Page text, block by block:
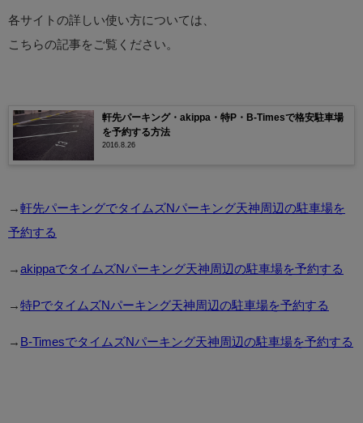
各サイトの詳しい使い方については、
こちらの記事をご覧ください。
軒先パーキング・akippa・特P・B-Timesで格安駐車場
を予約する方法
2016.8.26
→ 軒先パーキングでタイムズNパーキング天神周辺の駐車場を
予約する
→ akippaでタイムズNパーキング天神周辺の駐車場を予約する
→ 特PでタイムズNパーキング天神周辺の駐車場を予約する
→ B-TimesでタイムズNパーキング天神周辺の駐車場を予約する